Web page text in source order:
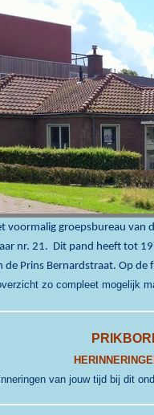
voormalig groepsbureau van
nr. 21. Dit pand heeft tot
de Prins Bernardstraat. Op de
zo compleet mogelijk
van jouw tijd bij dit